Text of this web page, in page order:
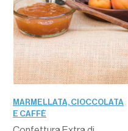
MARMELLATA, CIOCCOLATA
E CAFFÈ